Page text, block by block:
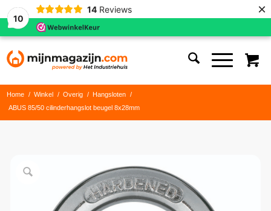
10
14 Reviews ×
Home / Winkel / Overig / Hangsloten
/
ABUS 85/50 cilinderhangslot beugel 8x28mm